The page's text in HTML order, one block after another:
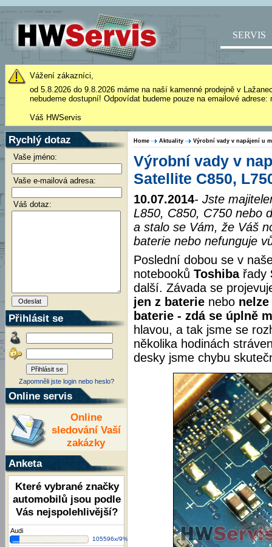
SERVIS
Vážení zákazníci,
od 5.8.2026 do 9.8.2026 máme na naší kamenné prodejně v
nebudeme dostupní! Odpovídat budeme pouze na emailové
Váš HWServis
Rychlý dotaz
Vaše jméno:
Vaše e-mailová adresa:
Váš dotaz:
Přihlásit se
Zapomněli jste login nebo heslo?
Online servis
Online
sledování Vaší
zakázky
Anketa
Které vybrané značky
automobilů jsou podle
Vás nejspolehlivější?
Audi
105596x/9%
Home Aktuality Výrobní vady v napájení u
Výrobní vady v
Satellite C850,
10.07.2014- Jste
L850, C850, C750 nebo
a stalo se Vám, že Váš
baterie nebo nefunguje
Poslední dobou se v
notebooků Toshibařady
další. Závada se
jen z baterie nebo
baterie - zdá se úplně
hlavou, a tak jsme se
několika hodinách
desky jsme chybu